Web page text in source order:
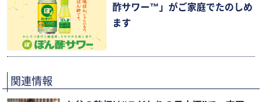
酢サワー™」がご家庭でたのしめ
ます
関連情報